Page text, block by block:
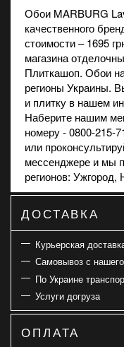
Обои MARBURG
качественного
стоимости – 1695
магазина
Плиткашоп. Обои
регионы Украины.
и плитку в нашем
Наберите нашим
номеру - 0800-215-
или
мессенджере и мы
регионов:
ДОСТАВКА
Курьерская
Самовывоз с
По Украине
Услуги догруза
ОПЛАТА